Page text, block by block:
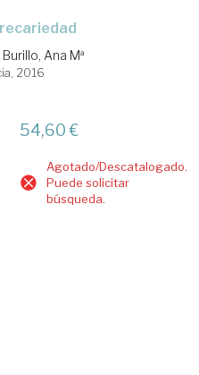
Ana Mª
2016
54,60 €
Agotado/Descatalogado.
Puede solicitar
búsqueda.